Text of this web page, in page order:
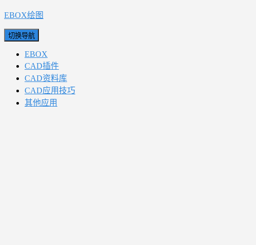
EBOX绘图
切换导航
EBOX
CAD插件
CAD资料库
CAD应用技巧
其他应用